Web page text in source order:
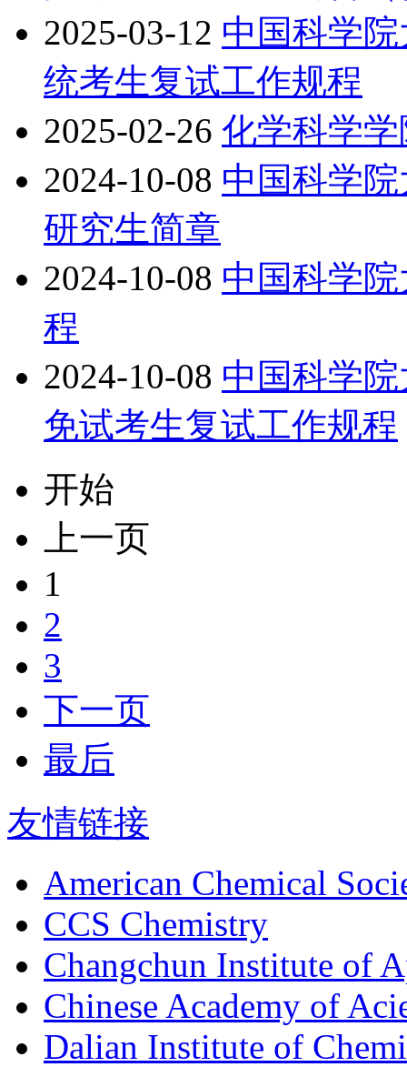
2025-03-12 中国科学
统考生复试工作规程
2025-02-26 化学科学
2024-10-08 中国科学
研究生简章
2024-10-08 中国科学
程
2024-10-08 中国科学
免试考生复试工作规程
开始
上一页
1
2
3
下一页
最后
友情链接
American Chemical
CCS Chemistry
Changchun Institute of
Chinese Academy of
Dalian Institute of